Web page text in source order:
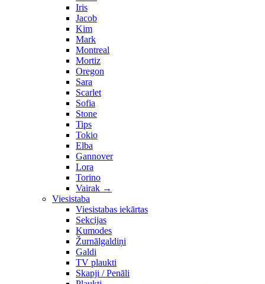
Iris
Jacob
Kim
Mark
Montreal
Mortiz
Oregon
Sara
Scarlet
Sofia
Stone
Tips
Tokio
Elba
Gannover
Lora
Torino
Vairak →
Viesistaba
Viesistabas iekārtas
Sekcijas
Kumodes
Žurnālgaldiņi
Galdi
TV plaukti
Skapji / Penāli